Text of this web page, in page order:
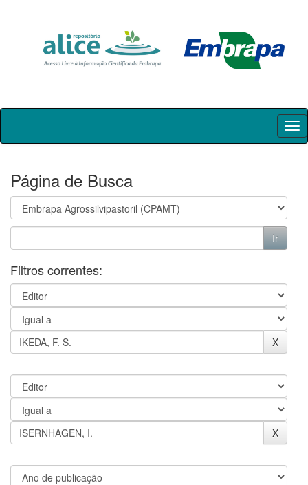
Skip
Página de Busca
Filtros correntes: